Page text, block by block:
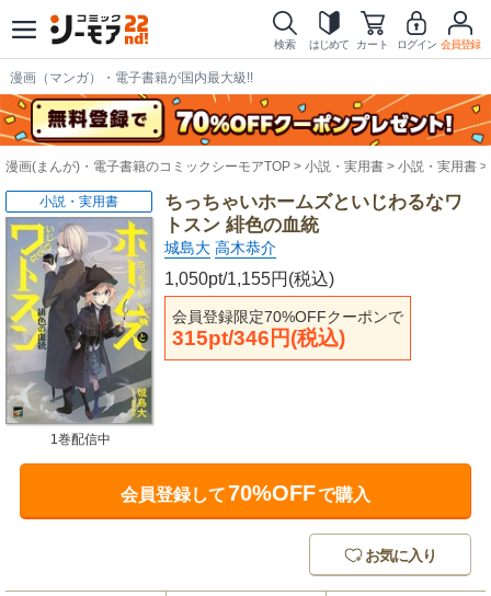
検索 はじめて カート ログイン 会員登録
漫画（マンガ）・電子書籍が国内最大級!!
漫画(まんが)・電子書籍のコミックシーモアTOP 小説・実用書 小説・実用書
ちっちゃいホームズといじわるなワ
トスン 緋色の血統
城島大 高木恭介
1,050pt/1,155円(税込)
会員登録限定70%OFFクーポンで
315pt/346円(税込)
小説・実用書
1巻配信中
会員登録して70%OFFで購入
お気に入り